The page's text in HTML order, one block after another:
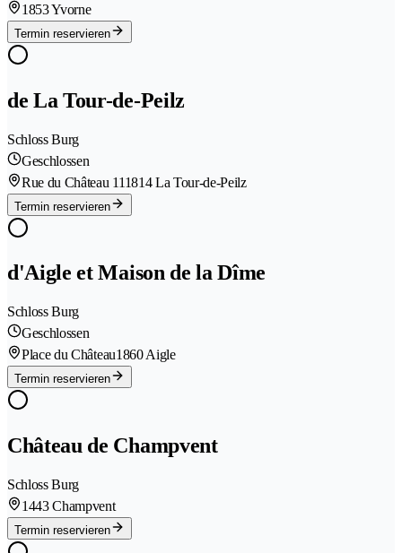
1853 Yvorne
Termin reservieren
de La Tour-de-Peilz
Schloss Burg
Geschlossen
Rue du Château 111814 La Tour-de-Peilz
Termin reservieren
d'Aigle et Maison de la Dîme
Schloss Burg
Geschlossen
Place du Château1860 Aigle
Termin reservieren
Château de Champvent
Schloss Burg
1443 Champvent
Termin reservieren